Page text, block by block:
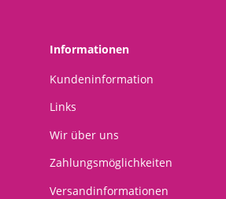
Informationen
Kundeninformation
Links
Wir über uns
Zahlungsmöglichkeiten
Versandinformationen